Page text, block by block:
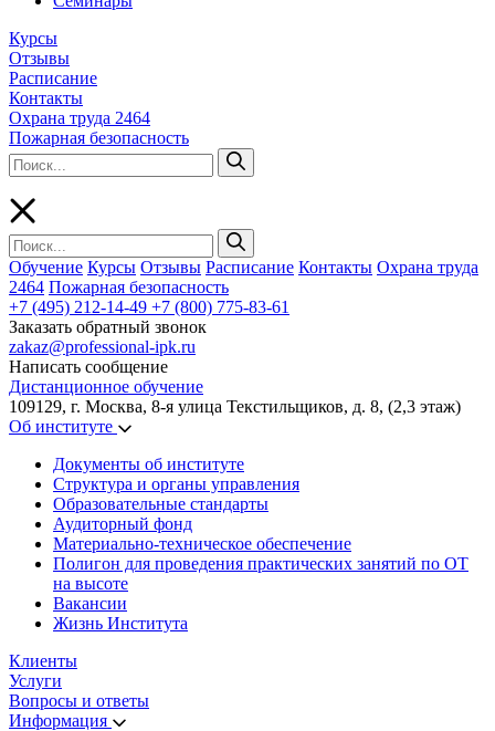
Курсы
Отзывы
Расписание
Контакты
Охрана труда 2464
Пожарная безопасность
Обучение Курсы Отзывы Расписание Контакты Охрана труда
2464 Пожарная безопасность
+7 (495) 212-14-49 +7 (800) 775-83-61
Заказать обратный звонок
zakaz@professional-ipk.ru
Написать сообщение
Дистанционное обучение
109129, г. Москва, 8-я улица Текстильщиков, д. 8, (2,3 этаж)
Об институте
Документы об институте
Структура и органы управления
Образовательные стандарты
Аудиторный фонд
Материально-техническое обеспечение
Полигон для проведения практических занятий по ОТ
на высоте
Вакансии
Жизнь Института
Клиенты
Услуги
Вопросы и ответы
Информация